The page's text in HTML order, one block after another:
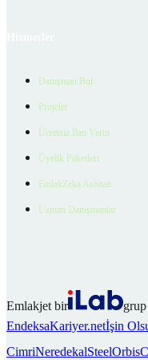
Danışman Bul
Projeler
Ücretsiz İlan Verin
Üyelik Paketleri
EmlakZeka Asistan
Uzman Danışmanlar
Emlakjet bir
EndeksaKariyer.netİşin
CimriNeredekalSteelOrbis